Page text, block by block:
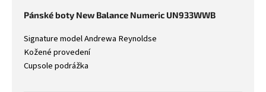
5
Pánské boty New Balance Numeric UN933WWB
Signature model Andrewa Reynoldse
Kožené provedení
Cupsole podrážka